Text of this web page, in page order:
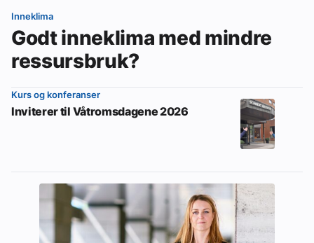
Inneklima
Godt inneklima med mindre
ressursbruk?
Kurs og konferanser
Inviterer til Våtromsdagene 2026